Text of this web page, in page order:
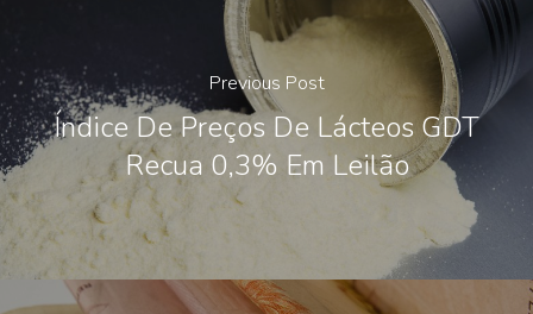
Previous Post
Índice De Preços De Lácteos GDT
Recua 0,3% Em Leilão